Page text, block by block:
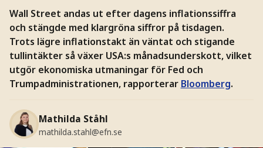
Wall Street andas ut efter dagens inflationssiffra
och stängde med klargröna siffror på tisdagen.
Trots lägre inflationstakt än väntat och stigande
tullintäkter så växer USA:s månadsunderskott, vilket
utgör ekonomiska utmaningar för Fed och
Trumpadministrationen, rapporterar Bloomberg.
Mathilda Ståhl
mathilda.stahl@efn.se